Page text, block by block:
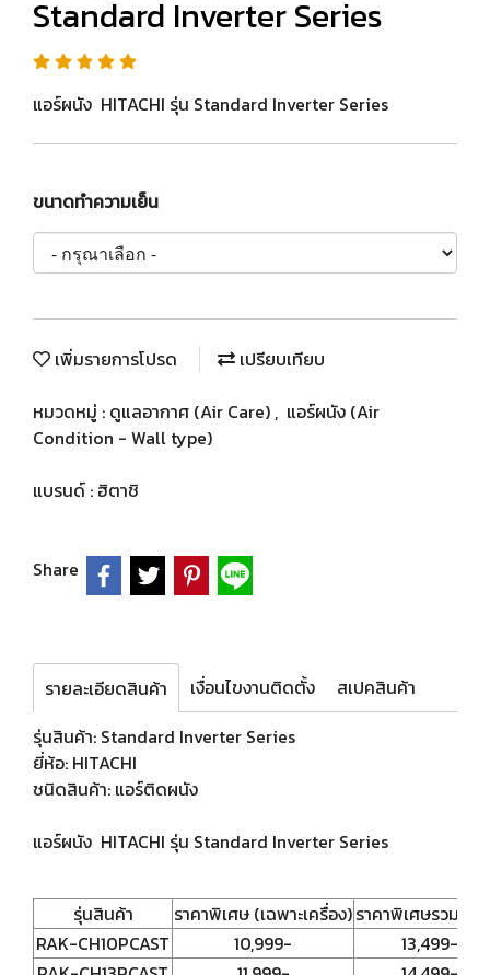
Standard Inverter Series
แอร์ผนัง HITACHI รุ่น Standard Inverter Series
ขนาดทำความเย็น
เพิ่มรายการโปรด
เปรียบเทียบ
หมวดหมู่ : ดูแลอากาศ (Air Care) , แอร์ผนัง (Air
Condition - Wall type)
แบรนด์ : ฮิตาชิ
Share
รายละเอียดสินค้า เงื่อนไขงานติดตั้ง
สเปคสินค้า
รุ่นสินค้า: Standard Inverter Series
ยี่ห้อ: HITACHI
ชนิดสินค้า: แอร์ติดผนัง
แอร์ผนัง HITACHI รุ่น Standard Inverter Series
รุ่นสินค้า ราคาพิเศษ (เฉพาะเครื่อง)ราคาพิเศษรวมติด
RAK-CH10PCAST
10,999-
13,499-